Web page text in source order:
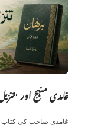
غامدی منہج اور
غامدی صاحب کی کتاب ”